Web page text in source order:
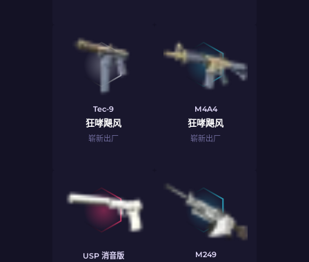
Tec-9
狂哮飓风
崭新出厂
M4A4
狂哮飓风
崭新出厂
USP 消音版 M249